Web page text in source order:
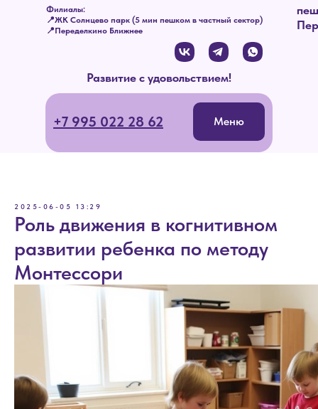
+7 995 022 28 62
Развитие с удовольствием!
Филиалы:
📍ЖК Солнцево парк (5 мин пешком в частный сектор)
📍Переделкино Ближнее
Меню
2025-06-05 13:29
Роль движения в когнитивном
развитии ребенка по методу
Монтессори